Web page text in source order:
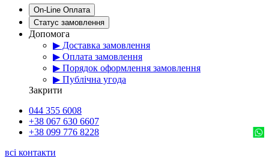
On-Line Оплата
Статус замовлення
Допомога
▶ Доставка замовлення
▶ Оплата замовлення
▶ Порядок оформлення замовлення
▶ Публічна угода
Закрити
044 355 6008
+38 067 630 6607
+38 099 776 8228
всі контакти